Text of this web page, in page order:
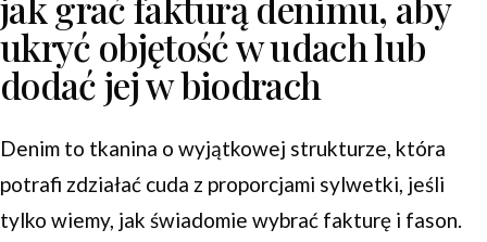
ukryć objętość w udach lub
dodać jej w biodrach
Denim to tkanina o wyjątkowej strukturze, która
potrafi zdziałać cuda z proporcjami sylwetki, jeśli
tylko wiemy, jak świadomie wybrać fakturę i fason.